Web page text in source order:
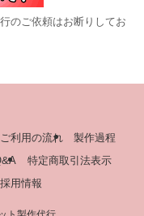
のご依頼はお断りしてお
利用の流れ
製作過程
特定商取引法表示
採用情報